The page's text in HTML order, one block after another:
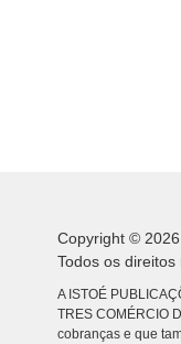
Copyright ©
Todos os direitos
A ISTOÉ
TRES COMÉRCIO
cobranças e que